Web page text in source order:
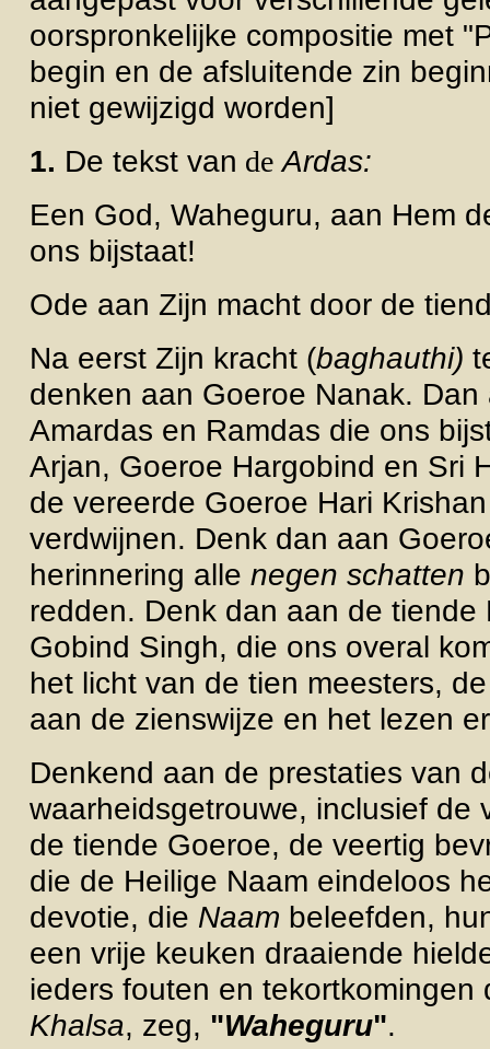
oorspronkelijke compositie met
begin en de afsluitende zin
niet gewijzigd worden]
1. De tekst van de Ardas:
Een God, Waheguru, aan Hem
ons bijstaat!
Ode aan Zijn macht door de
Na eerst Zijn kracht (baghauthi)
denken aan Goeroe Nanak.
Amardas en Ramdas die ons
Arjan, Goeroe Hargobind en Sri
de vereerde Goeroe Hari
verdwijnen. Denk dan aan
herinnering alle negen schatten
redden. Denk dan aan de tiende
Gobind Singh, die ons overal
het licht van de tien meesters,
aan de zienswijze en het lezen
Denkend aan de prestaties van
waarheidsgetrouwe, inclusief de
de tiende Goeroe, de veertig
die de Heilige Naam eindeloos
devotie, die Naam beleefden,
een vrije keuken draaiende
ieders fouten en tekortkomingen
Khalsa, zeg, "Waheguru".